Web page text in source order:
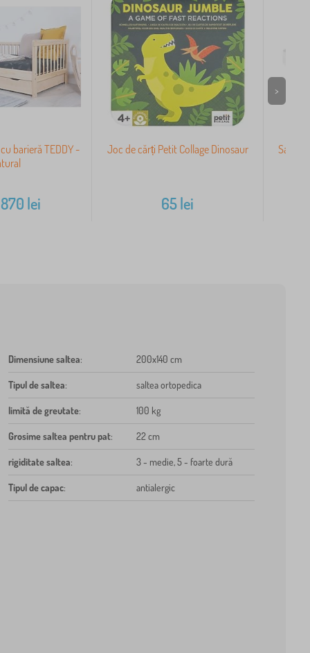
barieră TEDDY -
870 lei
Joc de cărți Petit Collage Dinosaur
65lei
Saltea
>
Dimensiune saltea: 200x140 cm
Tipul de saltea: saltea ortopedica
limită de greutate: 100 kg
Grosime saltea pentru pat: 22 cm
rigiditate saltea: 3 - medie, 5 - foarte dură
Tipul de capac: antialergic